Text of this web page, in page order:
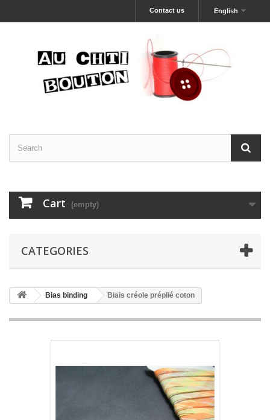
English
Contact us
Cart (empty)
CATEGORIES
Bias binding Biais créole préplié coton